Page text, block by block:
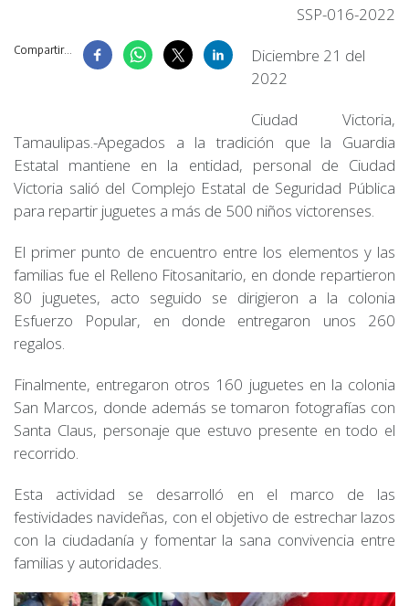
Compartir...
SSP-016-2022
Diciembre 21 del
2022
Ciudad Victoria,
Tamaulipas.-Apegados a la tradición que la Guardia
Estatal mantiene en la entidad, personal de Ciudad
Victoria salió del Complejo Estatal de Seguridad Pública
para repartir juguetes a más de 500 niños victorenses.
El primer punto de encuentro entre los elementos y las
familias fue el Relleno Fitosanitario, en donde repartieron
80 juguetes, acto seguido se dirigieron a la colonia
Esfuerzo Popular, en donde entregaron unos 260
regalos.
Finalmente, entregaron otros 160 juguetes en la colonia
San Marcos, donde además se tomaron fotografías con
Santa Claus, personaje que estuvo presente en todo el
recorrido.
Esta actividad se desarrolló en el marco de las
festividades navideñas, con el objetivo de estrechar lazos
con la ciudadanía y fomentar la sana convivencia entre
familias y autoridades.